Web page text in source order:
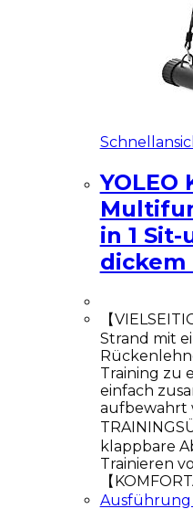
in 1
dickem
【
Strand mit
Training zu
einfach
aufbewahrt
klappbare
Trainieren
【
Ausführung